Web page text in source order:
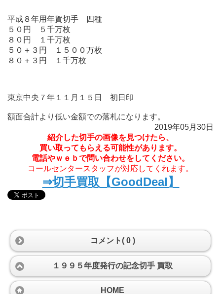
平成８年用年賀切手 四種
５０円 ５千万枚
８０円 １千万枚
５０＋３円 １５００万枚
８０＋３円 １千万枚
東京中央７年１１月１５日 初日印
額面合計より低い金額での落札になります。
2019年05月30日
紹介した切手の画像を見つけたら、
買い取ってもらえる可能性があります。
電話やｗｅｂで問い合わせをしてください。
コールセンタースタッフが対応してくれます。
⇒切手買取【GoodDeal】
コメント( 0 )
１９９５年度発行の記念切手 買取
HOME